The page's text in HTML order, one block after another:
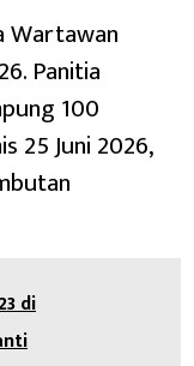
Wartawan
Panitia
100
25 Juni 2026,
di